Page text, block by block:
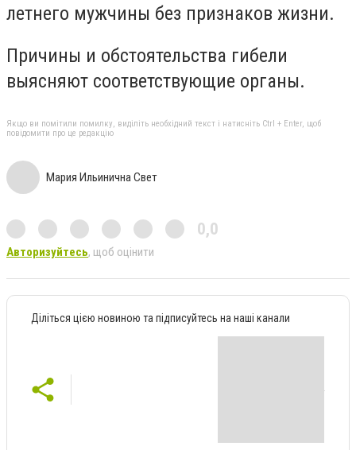
летнего мужчины без признаков жизни.
Причины и обстоятельства гибели
выясняют соответствующие органы.
Якщо ви помітили помилку, виділіть необхідний текст і натисніть Ctrl + Enter, щоб
повідомити про це редакцію
Мария Ильинична Свет
0,0
Авторизуйтесь, щоб оцінити
Діліться цією новиною та підписуйтесь на наші канали